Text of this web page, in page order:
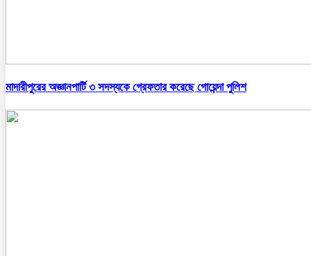
মাদারীপুরের অজ্ঞানপার্টি ৩ সদস্যকে গ্রেফতার করেছে গোয়েন্দা পুলিশ